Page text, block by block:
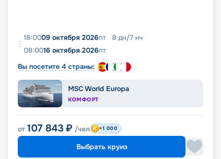
18:0009 октября 2026пт 8 дн/7 нч
08:0016 октября 2026пт
Вы посетите 4 страны:
MSC World Europa
КОМФОРТ
от 107 843 ₽ /чел +1 000
Выбрать круиз